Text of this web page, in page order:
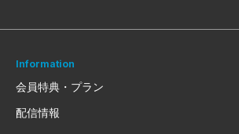
Information
会員特典・プラン
配信情報